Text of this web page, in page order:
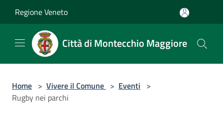
Regione Veneto
Città di Montecchio Maggiore
Home > Vivere il Comune > Eventi >
Rugby nei parchi